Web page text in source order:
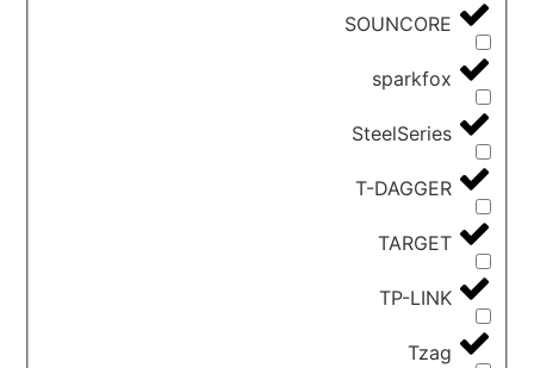
SOUNCORE
sparkfox
SteelSeries
T-DAGGER
TARGET
TP-LINK
Tzag